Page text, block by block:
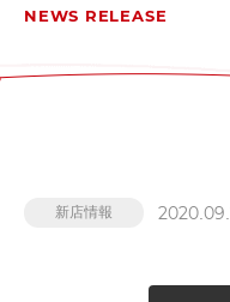
NEWS RELEASE
新店情報